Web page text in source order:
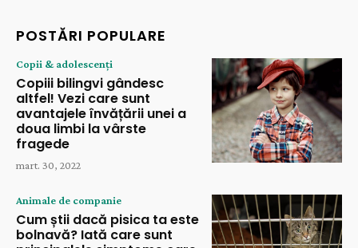
POSTĂRI POPULARE
Copii & adolescenți
Copiii bilingvi gândesc
altfel! Vezi care sunt
avantajele învățării unei a
doua limbi la vârste
fragede
mart. 30, 2022
Animale de companie
Cum știi dacă pisica ta este
bolnavă? Iată care sunt